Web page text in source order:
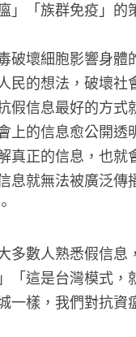
」「族群免疫」的
破壞細胞影響身體
民的想法，破壞社
假信息最好的方式
上的信息愈公開透
真正的信息，也就
息就無法被廣泛傳
多數人熟悉假信息
「這是台灣模式，
一樣，我們對抗資